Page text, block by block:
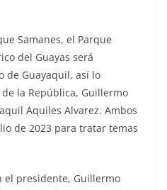
Samanes, el Parque
del Guayas será
de Guayaquil, así lo
la República, Guillermo
Aquiles Alvarez. Ambos
de 2023 para tratar temas
el presidente, Guillermo